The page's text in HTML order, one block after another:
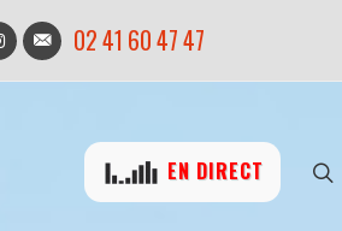
02 41 60 47 47
EN DIRECT